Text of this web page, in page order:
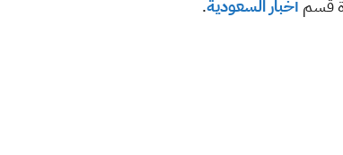
قسمأخبار السعودية.